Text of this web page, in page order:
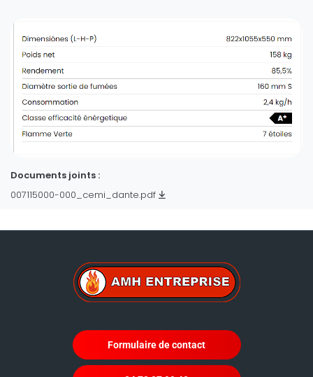
Documents joints :
007115000-000_cemi_dante.pdf
Formulaire de contact